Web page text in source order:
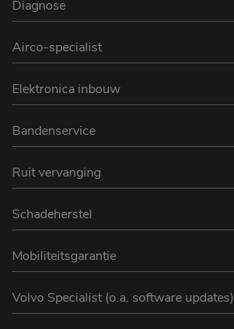
Diagnose
Airco-specialist
Elektronica inbouw
Bandenservice
Ruit vervanging
Schadeherstel
Mobiliteitsgarantie
Volvo Specialist (o.a. software updates)